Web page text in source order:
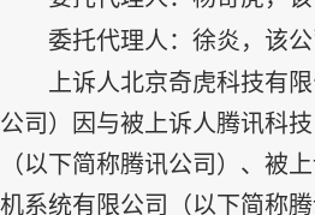
委托代理人：徐炎，该公
上诉人北京奇虎科技有
公司）因与被上诉人腾讯科
（以下简称腾讯公司）、被
机系统有限公司（以下简称